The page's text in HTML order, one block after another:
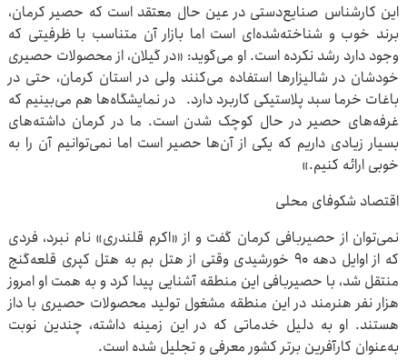
این کارشناس صنایع‌دستی در عین حال معتقد است که حصیر کرمان،
برند خوب و شناخته‌شده‌ای است اما بازار آن متناسب با ظرفیتی که
وجود دارد رشد نکرده است. او می‌گوید: «در گیلان، از محصولات حصیری
خودشان در شالیزارها استفاده می‌کنند ولی در استان کرمان، حتی در
باغات خرما سبد پلاستیکی کاربرد دارد. در نمایشگاه‌ها هم می‌بینیم که
غرفه‌های حصیر در حال کوچک شدن است. ما در کرمان داشته‌های
بسیار زیادی داریم که یکی از آن‌ها حصیر است اما نمی‌توانیم آن را به‌
خوبی ارائه کنیم.»
اقتصاد شکوفای محلی
نمی‌توان از حصیربافی کرمان گفت و از «اکرم قلندری» نام نبرد، فردی
که از اوایل دهه ۹۰ خورشیدی وقتی از هتل بم به هتل کپری قلعه‌گنج
منتقل شد، با حصیربافی این منطقه آشنایی پیدا کرد و به همت او امروز
هزار نفر هنرمند در این منطقه مشغول تولید محصولات حصیری با داز
هستند. او به دلیل خدماتی که در این زمینه داشته، چندین نوبت
به‌عنوان کارآفرین برتر کشور معرفی و تجلیل شده است.